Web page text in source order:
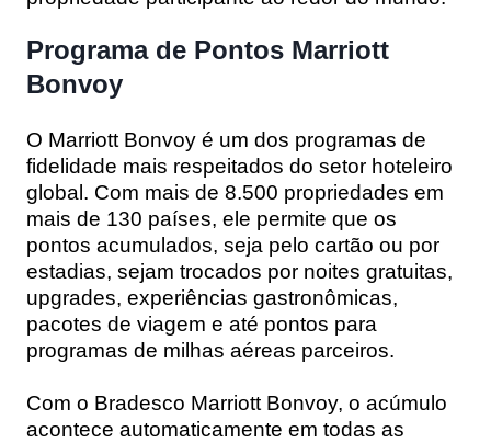
Programa de Pontos Marriott
Bonvoy
O Marriott Bonvoy é um dos programas de
fidelidade mais respeitados do setor hoteleiro
global. Com mais de 8.500 propriedades em
mais de 130 países, ele permite que os
pontos acumulados, seja pelo cartão ou por
estadias, sejam trocados por noites gratuitas,
upgrades, experiências gastronômicas,
pacotes de viagem e até pontos para
programas de milhas aéreas parceiros.
Com o Bradesco Marriott Bonvoy, o acúmulo
acontece automaticamente em todas as